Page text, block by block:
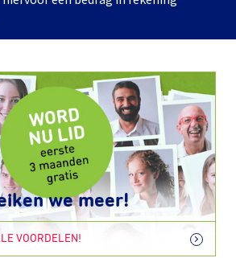
we meer!
VOORDELEN!